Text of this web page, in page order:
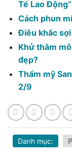
Tế Lao Động”
Cách phun
Điêu khắc
Khử thâm
đẹp?
Thẩm mỹ
2/9
Danh mục: